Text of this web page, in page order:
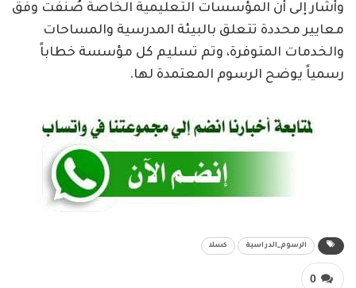
وأشار إلى أن المؤسسات التعليمية الخاصة صُنفت وفق
معايير محددة تتعلق بالبيئة المدرسية والمساحات
والخدمات المتوفرة، وتم تسليم كل مؤسسة خطاباً
رسمياً يوضح الرسوم المعتمدة لها.
الرسوم_الدراسية كسلا
0